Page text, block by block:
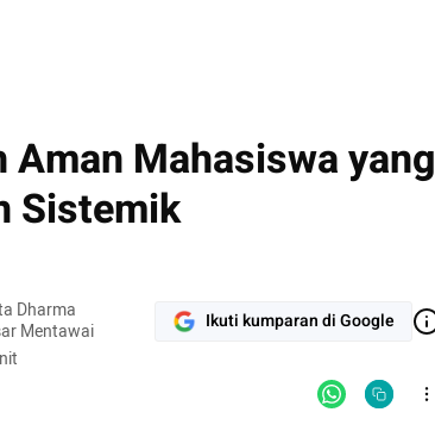
Aman Mahasiswa yang
Sistemik
Dharma
Mentawai
Ikuti kumparan di Google